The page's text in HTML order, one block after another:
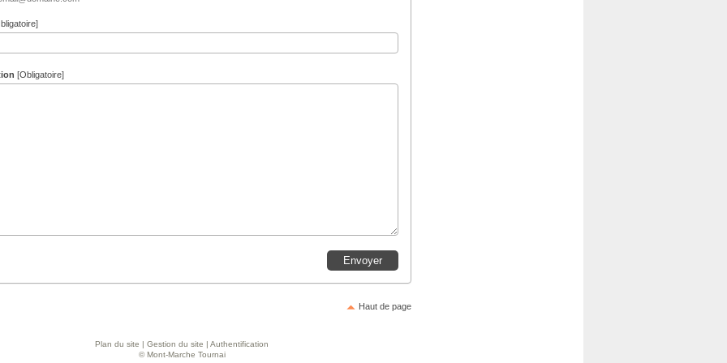
[Obligatoire]
Haut de page
Plan du site | Gestion du site | Authentification
© Mont-Marche Tournai